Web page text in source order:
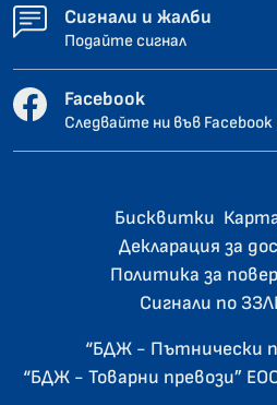
Сигнали и жалби
Подайте сигнал
Facebook
Следвайте ни във Facebook
Бисквитки
Декларация за
Политика за
Сигнали по
“БДЖ - Пътнически
“БДЖ - Товарни превози”